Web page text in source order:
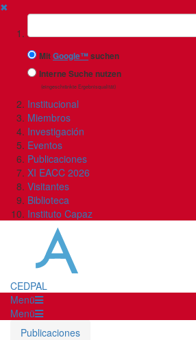
✖
Suchbegriff
MitGoogle™suchen
Interne Suche nutzen
(eingeschränkte Ergebnisqualität)
Institucional
Miembros
Investigación
Eventos
Publicaciones
XI EACC 2026
Visitantes
Biblioteca
Instituto Capaz
CEDPAL
Menü
Menü
Publicaciones